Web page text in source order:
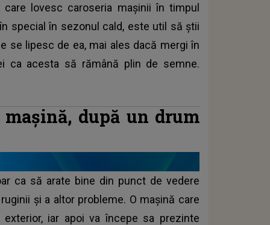
lovesc caroseria mașinii în timpul
special în sezonul cald, este util să știi
se lipesc de ea, mai ales dacă mergi în
ca acesta să rămână plin de semne.
după un drum
ca să arate bine din punct de vedere
și a altor probleme. O mașină care
iar apoi va începe sa prezinte